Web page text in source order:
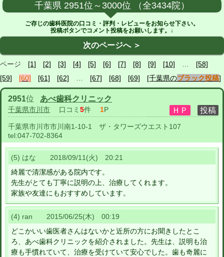
千葉県 2951位～3000位 （全3434院）
ご存じの歯科医院の口コミ・評判・レビューをお知らせ下さい。
投稿ボタンでコメント投稿をお願いします。↓
次のページへ ＞
ページ [1] [2] [3] [4] [5] [6] [7] [8] [9] [10] … [58]
[59]
[60] [61] [62] … [67] [68] [69] [千葉県のブラック投稿]
2951位 あべ歯科クリニック
千葉県市川市 口コミ 5件 1P
千葉県市川市市川南1-10-1 ザ・タワーズウエスト107
tel:047-702-8364
(5) はな 2018/09/11(火) 20:21
綺麗で清潔感がある院内です。
先生がとても丁寧に説明の上、治療してくれます。
家族や友達にもおすすめしています。
(4) ran 2015/06/25(木) 00:19
どこかいい歯医者さんはないかと近所の方にお聞きしたとこ
ろ、あべ歯科クリニックを紹介されました。先生は、説明も治
療も手慣れていて、治療を受けていて安心でした。歯も奇麗に